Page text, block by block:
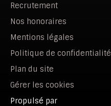
Recrutement
Nos honoraires
Mentions légales
Politique de confidentialité
Plan du site
Gérer les cookies
Propulsé par